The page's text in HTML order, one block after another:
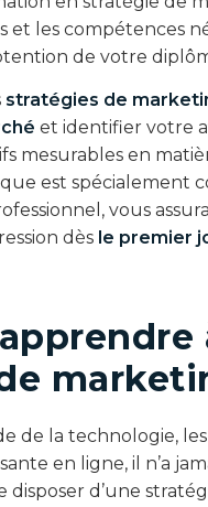
et les compétences
de votre
stratégies de
et identifier votre
mesurables en
est spécialement
vous
dès le premier
de la technologie,
en ligne, il n’a
disposer d’une